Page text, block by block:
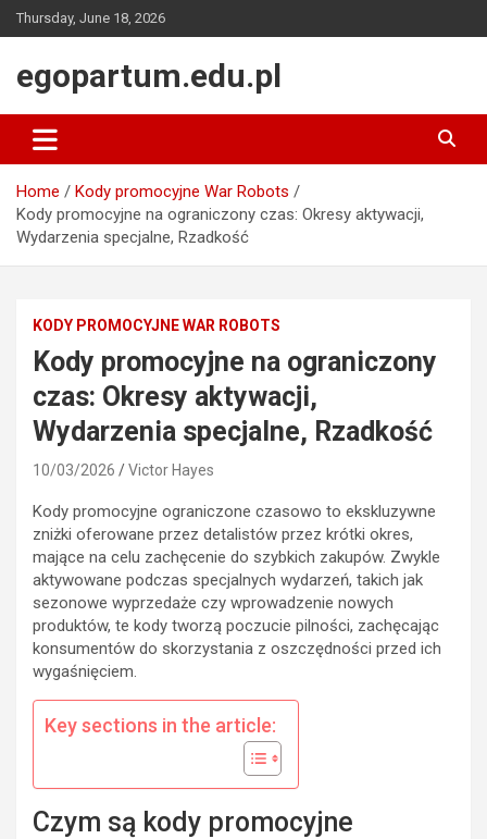
Skip
to
Thursday, June 18, 2026
egopartum.edu.pl
Home
Kody promocyjne War Robots
Kody promocyjne na ograniczony czas: Okresy aktywacji,
Wydarzenia specjalne, Rzadkość
KODY PROMOCYJNE WAR ROBOTS
Kody promocyjne na ograniczony
czas: Okresy aktywacji,
Wydarzenia specjalne, Rzadkość
10/03/2026 Victor Hayes
Kody promocyjne ograniczone czasowo to ekskluzywne
zniżki oferowane przez detalistów przez krótki okres,
mające na celu zachęcenie do szybkich zakupów. Zwykle
aktywowane podczas specjalnych wydarzeń, takich jak
sezonowe wyprzedaże czy wprowadzenie nowych
produktów, te kody tworzą poczucie pilności, zachęcając
konsumentów do skorzystania z oszczędności przed ich
wygaśnięciem.
Key sections in the article:
Czym są kody promocyjne